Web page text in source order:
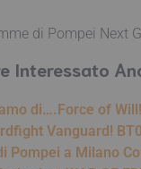
di Pompei Next
Interessato
di….Force of
Vanguard!
Pompei a Milano